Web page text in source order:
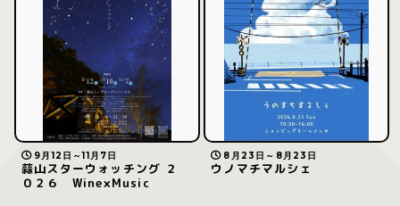
9月12日～11月7日
蒜山スターウォッチング ２
０２６ Wine×Music
8月23日～8月23日
ウノマチマルシェ